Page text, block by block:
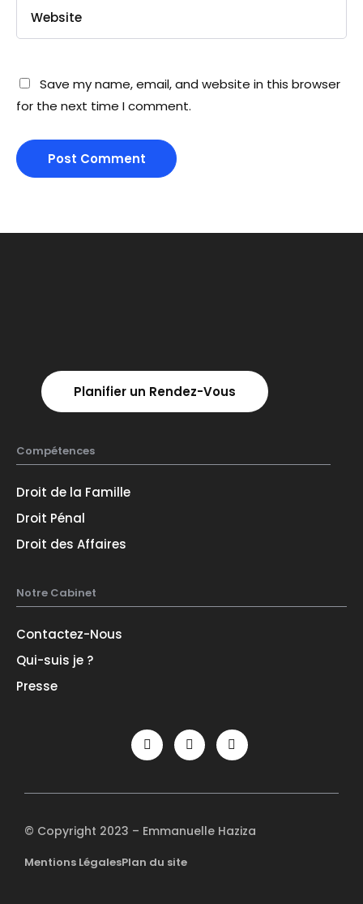
Save my name, email, and website in this browser
for the next time I comment.
:
Planifier un Rendez-Vous
Compétences
Droit de la Famille
Droit Pénal
Droit des Affaires
Notre Cabinet
Contactez-Nous
Qui-suis je ?
Presse
© Copyright 2023 – Emmanuelle Haziza
Mentions LégalesPlan du site